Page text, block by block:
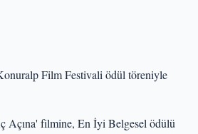
Film Festivali ödül töreniyle
Açına' filmine, En İyi Belgesel ödülü